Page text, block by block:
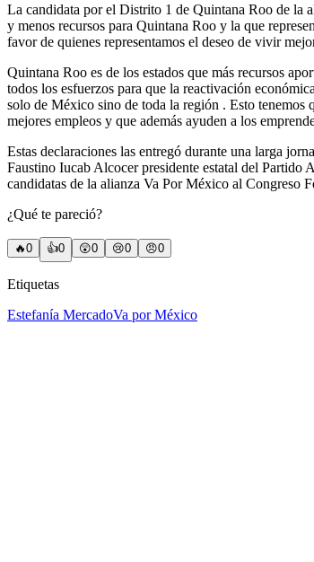
La candidata por el Distrito 1 de Quintana Roo de la
y menos recursos para Quintana Roo y la que
favor de quienes representamos el deseo de vivir
Quintana Roo es de los estados que más recursos
todos los esfuerzos para que la reactivación
solo de México sino de toda la región . Esto tenemos
mejores empleos y que además ayuden a los
Estas declaraciones las entregó durante una larga
Faustino Iucab Alcocer presidente estatal del
candidatas de la alianza Va Por México al Congreso
¿Qué te pareció?
🔥0 👍0 😲0 😢0 😠0
Etiquetas
Estefanía MercadoVa por México